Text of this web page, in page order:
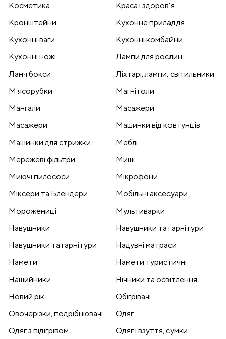
Косметика
Краса і здоров'я
Кронштейни
Кухонне приладдя
Кухонні ваги
Кухонні комбайни
Кухонні ножі
Лампи для рослин
Ланч бокси
Ліхтарі, лампи, світильники
Мʼясорубки
Магнітоли
Мангали
Масажери
Масажери
Машинки від ковтунців
Машинки для стрижки
Меблі
Мережеві фільтри
Миші
Миючі пилососи
Мікрофони
Міксери та Блендери
Мобільні аксесуари
Морожениці
Мультиварки
Навушники
Навушники та гарнітури
Навушники та гарнітури
Надувні матраси
Намети
Намети туристичні
Нашийники
Нічники та освітлення
Новий рік
Обігрівачі
Овочерізки, подрібнювачі
Одяг
Одяг з підігрівом
Одяг і взуття, сумки